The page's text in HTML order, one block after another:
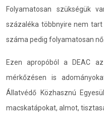
Folyamatosan szükségük
százaléka többnyire nem
száma pedig folyamatosan nő.
Ezen apropóból a DEAC
mérkőzésen is
Állatvédő Közhasznú
macskatápokat, almot,